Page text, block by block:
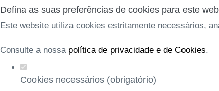
Defina as suas preferências de cookies para este
Este website utiliza cookies estritamente necessários,
Consulte a nossa política de privacidade e de Cookies.
Cookies necessários (obrigatório)